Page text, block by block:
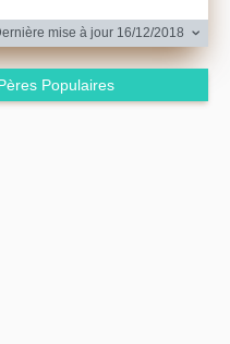
mise à jour 16/12/2018
Populaires